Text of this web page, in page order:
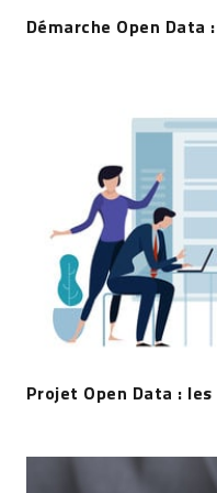
Démarche Open
Projet Open Data :